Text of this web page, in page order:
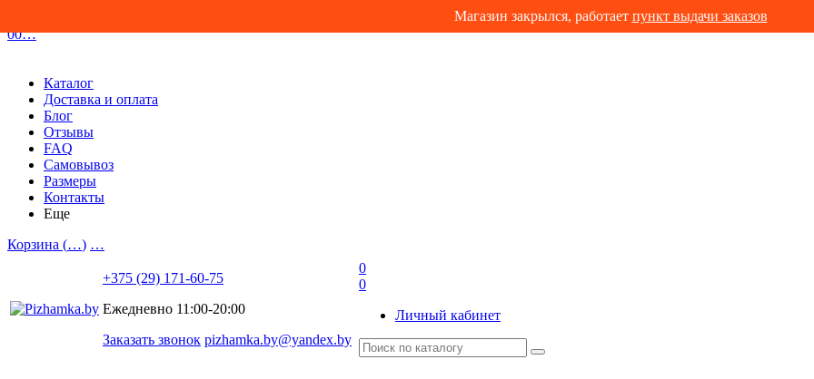
00…
Магазин закрылся, работает пункт выдачи заказов
Каталог
Доставка и оплата
Блог
Отзывы
FAQ
Самовывоз
Размеры
Контакты
Еще
Корзина (…) …
+375 (29) 171-60-75
Ежедневно 11:00-20:00
Заказать звонок pizhamka.by@yandex.by
0
0
Личный кабинет